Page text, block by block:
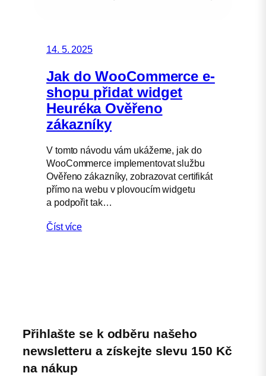
14. 5. 2025
Jak do WooCommerce e-
shopu přidat widget
Heuréka Ověřeno
zákazníky
V tomto návodu vám ukážeme, jak do
WooCommerce implementovat službu
Ověřeno zákazníky, zobrazovat certifikát
přímo na webu v plovoucím widgetu
a podpořit tak…
Číst více
Přihlašte se k odběru našeho
newsletteru a získejte slevu 150 Kč
na nákup